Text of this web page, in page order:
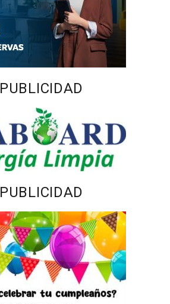
PUBLICIDAD
PUBLICIDAD